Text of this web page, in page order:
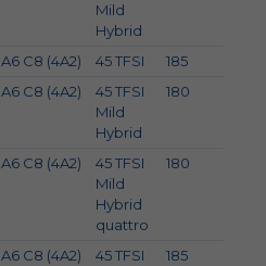
Mild
Hybrid
A6 C8 (4A2) 45 TFSI 185
A6 C8 (4A2)
45 TFSI
Mild
Hybrid
180
A6 C8 (4A2)
45 TFSI
Mild
Hybrid
quattro
180
A6 C8 (4A2)
45 TFSI
185